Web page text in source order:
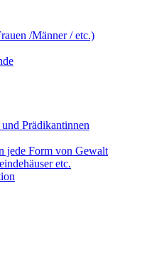
/Männer / etc.)
Prädikantinnen
jede Form von Gewalt
etc.